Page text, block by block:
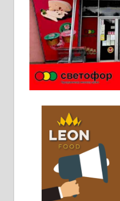
категоријом.
Потребна два
стоваришту
информација
стовариште у
8 до 15 часова.
Чистим све
061/32-13-445